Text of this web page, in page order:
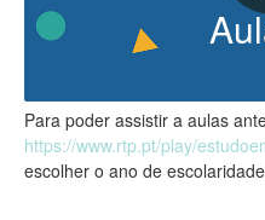
Para poder assistir a aulas
https://www.rtp.pt/play/
escolher o ano de